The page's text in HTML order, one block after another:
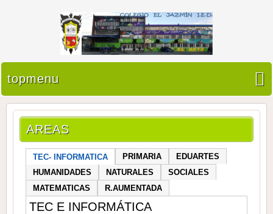
topmenu
AREAS
TEC- INFORMATICA PRIMARIA
EDUARTES
HUMANIDADES
NATURALES
SOCIALES
MATEMATICAS
R.AUMENTADA
TEC E INFORMÁTICA